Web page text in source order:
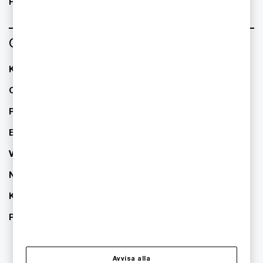
Om oss
Kontakta oss
Om PwC
Pressrum
Event
Våra kontor
Nyhetsbrev
Karriär
PwC:s hållbarhetsarbete
Avvisa alla